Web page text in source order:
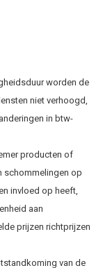
worden de
niet verhoogd,
in btw-
producten of
schommelingen op
invloed op heeft,
aan
prijzen richtprijzen
van de